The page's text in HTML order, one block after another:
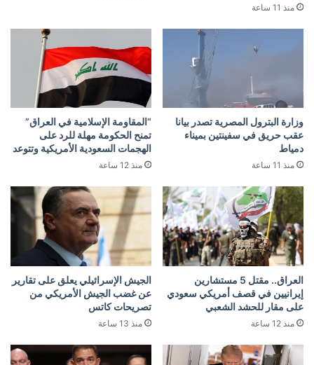
منذ 11 ساعة
وزارة البترول المصرية تصدر بيانا
عقب حريق في سفينتين بميناء
دمياط
منذ 11 ساعة
“المقاومة الإسلامية في العراق”
تمنح الحكومة مهلة للرد على
الهجمات السعودية الأمريكية وتتوعد
منذ 12 ساعة
العراق.. مقتل 5 مستشارين
إيرانيين في قصف أمريكي سعودي
على مقار للحشد الشعبي
منذ 12 ساعة
الجيش الإسرائيلي يعلق على تقارير
عن غضب الجيش الأمريكي من
تصريحات كاتس
منذ 13 ساعة